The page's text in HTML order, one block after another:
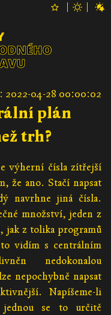
2022-04-28 00:00:02
plán
trh?
výherní čísla zítřejší
že ano. Stačí napsat
navrhne jiná čísla.
množství, jeden z
jak z tolika programů
vidím s centrálním
nedokonalou
nepochybně napsat
Napíšeme-li
jednou se to určitě